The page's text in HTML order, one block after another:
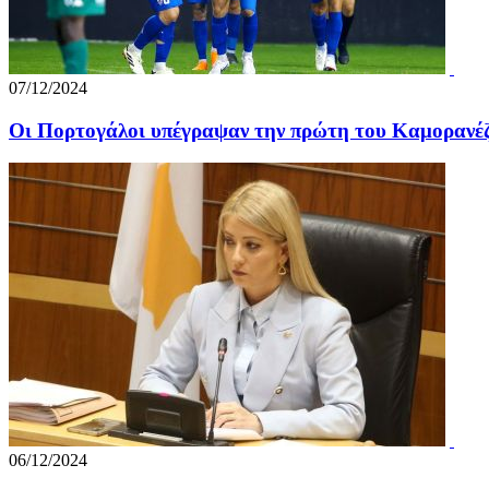
07/12/2024
Οι Πορτογάλοι υπέγραψαν την πρώτη του
06/12/2024